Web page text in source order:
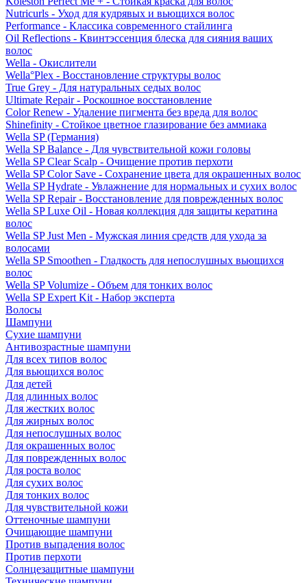
Nutricurls - Уход для кудрявых и вьющихся волос
Performance - Классика современного стайлинга
Oil Reflections - Квинтэссенция блеска для сияния ваших
волос
Wella - Окислители
Wella°Plex - Восстановление структуры волос
True Grey - Для натуральных седых волос
Ultimate Repair - Роскошное восстановление
Color Renew - Удаление пигмента без вреда для волос
Shinefinity - Стойкое цветное глазирование без аммиака
Wella SP (Германия)
Wella SP Balance - Для чувствительной кожи головы
Wella SP Clear Scalp - Очищение против перхоти
Wella SP Color Save - Сохранение цвета для окрашенных волос
Wella SP Hydrate - Увлажнение для нормальных и сухих волос
Wella SP Repair - Восстановление для поврежденных волос
Wella SP Luxe Oil - Новая коллекция для защиты кератина
волос
Wella SP Just Men - Мужская линия средств для ухода за
волосами
Wella SP Smoothen - Гладкость для непослушных вьющихся
волос
Wella SP Volumize - Объем для тонких волос
Wella SP Expert Kit - Набор эксперта
Волосы
Шампуни
Сухие шампуни
Антивозрастные шампуни
Для всех типов волос
Для вьющихся волос
Для детей
Для длинных волос
Для жестких волос
Для жирных волос
Для непослушных волос
Для окрашенных волос
Для поврежденных волос
Для роста волос
Для сухих волос
Для тонких волос
Для чувствительной кожи
Оттеночные шампуни
Очищающие шампуни
Против выпадения волос
Против перхоти
Солнцезащитные шампуни